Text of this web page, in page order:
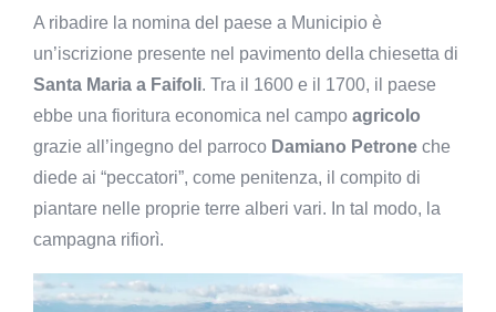
A ribadire la nomina del paese a Municipio è
un’iscrizione presente nel pavimento della chiesetta di
Santa Maria a Faifoli. Tra il 1600 e il 1700, il paese
ebbe una fioritura economica nel campo agricolo
grazie all’ingegno del parroco Damiano Petrone che
diede ai “peccatori”, come penitenza, il compito di
piantare nelle proprie terre alberi vari. In tal modo, la
campagna rifiorì.